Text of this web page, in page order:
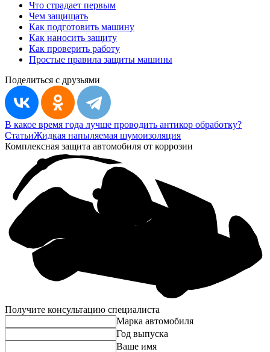
Что страдает первым
Чем защищать
Как подготовить машину
Как наносить защиту
Как проверить работу
Простые правила защиты машины
Поделиться с друзьями
В какое время года лучше проводить антикор обработку?
СтатьиЖидкая напыляемая шумоизоляция
Комплексная защита автомобиля от коррозии
Получите консультацию специалиста
Марка автомобиля
Год выпуска
Ваше имя